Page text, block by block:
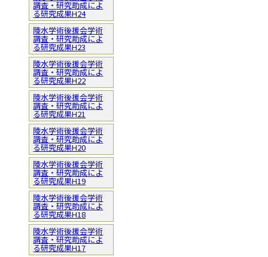
調査・研究助成によ
る研究成果H24
陵水学術後援会学術
調査・研究助成によ
る研究成果H23
陵水学術後援会学術
調査・研究助成によ
る研究成果H22
陵水学術後援会学術
調査・研究助成によ
る研究成果H21
陵水学術後援会学術
調査・研究助成によ
る研究成果H20
陵水学術後援会学術
調査・研究助成によ
る研究成果H19
陵水学術後援会学術
調査・研究助成によ
る研究成果H18
陵水学術後援会学術
調査・研究助成によ
る研究成果H17